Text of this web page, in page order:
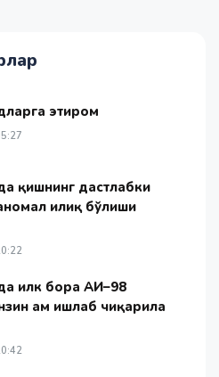
эҳтиром
қишнинг дастлабки
илиқ бўлиши
илк бора АИ–98
ҳам ишлаб чиқарила